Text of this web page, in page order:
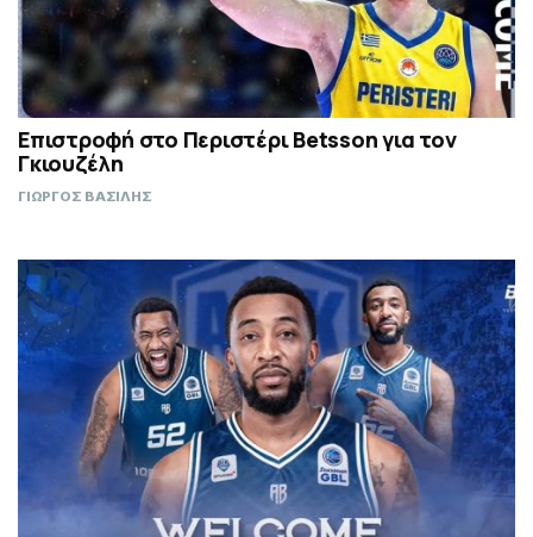
Επιστροφή στο Περιστέρι Betsson για τον
Γκιουζέλη
ΓΙΩΡΓΟΣ ΒΑΣΙΛΗΣ